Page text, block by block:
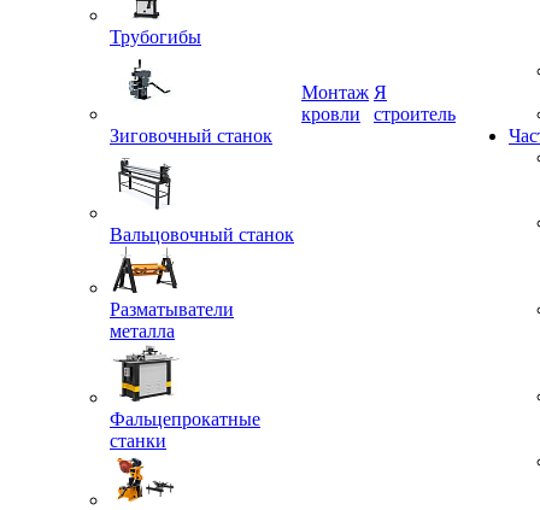
Трубогибы
Зиговочный станок
Вальцовочный станок
Разматыватели
металла
Фальцепрокатные
станки
Монтаж
Я